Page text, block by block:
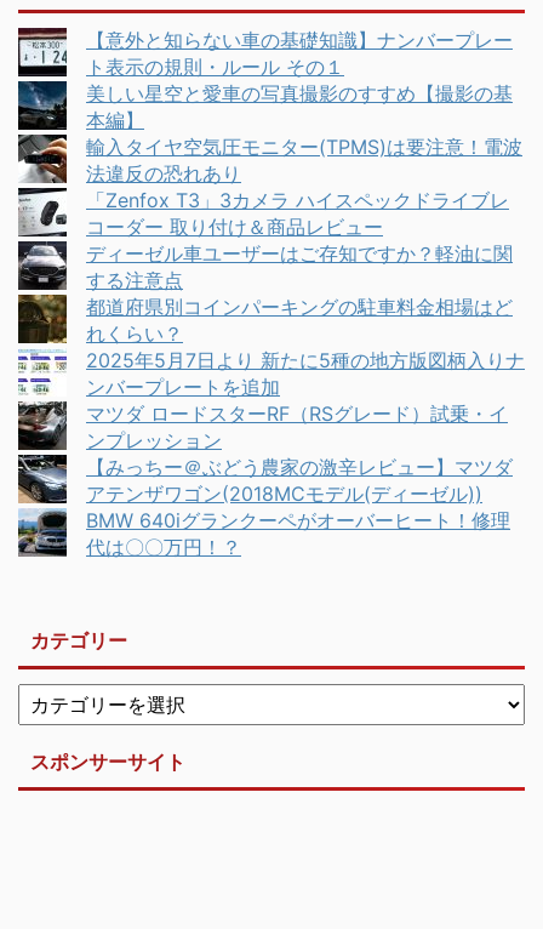
【意外と知らない車の基礎知識】ナンバープレー
ト表示の規則・ルール その１
美しい星空と愛車の写真撮影のすすめ【撮影の基
本編】
輸入タイヤ空気圧モニター(TPMS)は要注意！電波
法違反の恐れあり
「Zenfox T3」3カメラ ハイスペックドライブレ
コーダー 取り付け＆商品レビュー
ディーゼル車ユーザーはご存知ですか？軽油に関
する注意点
都道府県別コインパーキングの駐車料金相場はど
れくらい？
2025年5月7日より 新たに5種の地方版図柄入りナ
ンバープレートを追加
マツダ ロードスターRF（RSグレード）試乗・イ
ンプレッション
【みっちー＠ぶどう農家の激辛レビュー】マツダ
アテンザワゴン(2018MCモデル(ディーゼル))
BMW 640iグランクーペがオーバーヒート！修理
代は〇〇万円！？
カテゴリー
スポンサーサイト